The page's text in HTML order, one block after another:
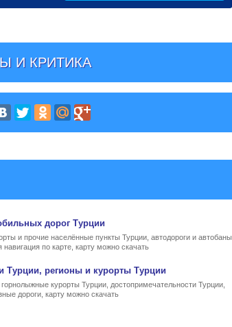
И КРИТИКА
дорог Турции
и прочие населённые пункты Турции, автодороги и автобаны,
по карте, карту можно скачать
Турции, регионы и курорты Турции
курорты Турции, достопримечательности Турции,
дороги, карту можно скачать